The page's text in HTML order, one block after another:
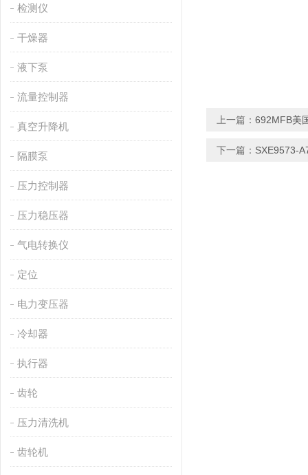
检测仪
干燥器
液下泵
流量控制器
真空升降机
隔膜泵
压力控制器
压力稳压器
气电转换仪
定位
电力变压器
冷却器
执行器
齿轮
压力清洗机
齿轮机
上一篇： 692MFB美
下一篇： SXE9573-